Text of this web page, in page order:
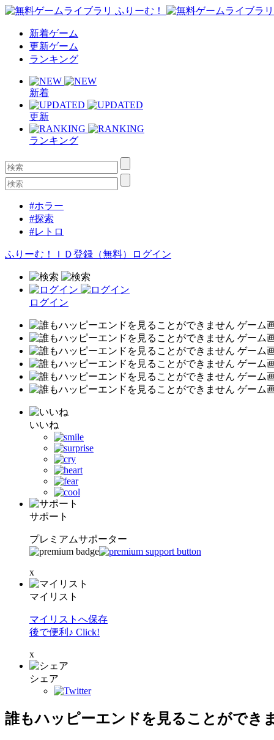
新着ゲーム
更新ゲーム
ランキング
新着
更新
ランキング
#ホラー
#探索
#レトロ
ふりーむ！ＩＤ登録（無料） ログイン
ログイン
いいね
サポート
プレミアムサポーター
x
マイリスト
マイリストへ保存
後で便利♪ Click!
x
シェア
誰もハッピーエンドを見ることができ